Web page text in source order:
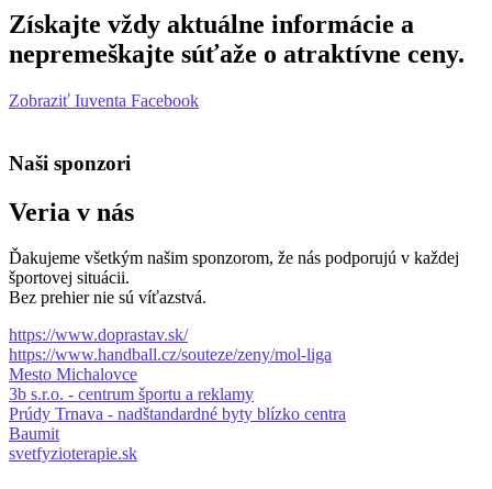
Získajte vždy aktuálne informácie a
nepremeškajte súťaže o atraktívne ceny.
Zobraziť Iuventa Facebook
Naši sponzori
Veria v nás
Ďakujeme všetkým našim sponzorom, že nás podporujú v každej
športovej situácii.
Bez prehier nie sú víťazstvá.
https://www.doprastav.sk/
https://www.handball.cz/souteze/zeny/mol-liga
Mesto Michalovce
3b s.r.o. - centrum športu a reklamy
Prúdy Trnava - nadštandardné byty blízko centra
Baumit
svetfyzioterapie.sk